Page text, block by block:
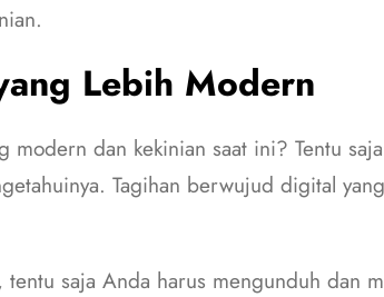
Lebih Modern
modern dan kekinian saat ini? Tentu
Tagihan berwujud digital
tentu saja Anda harus mengunduh dan